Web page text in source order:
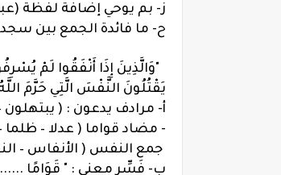
ز- بم يوحي إضافة لفظة
ح- ما فائدة الجمع بين
"وَالَّذِينَ إِذَا أَنْفَقُوا لَمْ
يَقْتُلُونَ النَّفْسَ الَّتِي حَرَّمَ
أ- مرادف يدعون : (
- مضاد قواما ( عدلا –
جمع النفس ( الأنفاس –
ب- فَسِّر معنى : " قَوَامًا